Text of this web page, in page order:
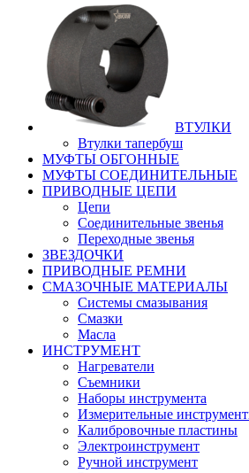
ВТУЛКИ
Втулки тапербуш
МУФТЫ ОБГОННЫЕ
МУФТЫ СОЕДИНИТЕЛЬНЫЕ
ПРИВОДНЫЕ ЦЕПИ
Цепи
Соединительные звенья
Переходные звенья
ЗВЕЗДОЧКИ
ПРИВОДНЫЕ РЕМНИ
СМАЗОЧНЫЕ МАТЕРИАЛЫ
Системы смазывания
Смазки
Масла
ИНСТРУМЕНТ
Нагреватели
Съемники
Наборы инструмента
Измерительные
Калибровочные пластины
Электроинструмент
Ручной инструмент